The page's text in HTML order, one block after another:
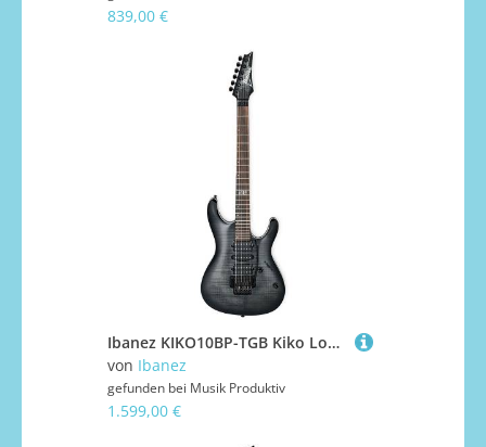
839,00 €
Ibanez KIKO10BP-TGB Kiko Loureiro E-Gitarre
von Ibanez
gefunden bei Musik Produktiv
1.599,00 €